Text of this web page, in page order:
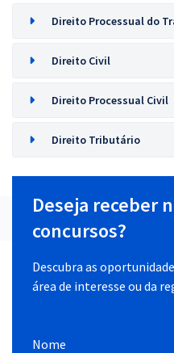
Direito Processual do
Direito Civil
Direito Processual Civil
Direito Tributário
Deseja receber
concursos?
Descubra as
área de interesse ou da
Nome